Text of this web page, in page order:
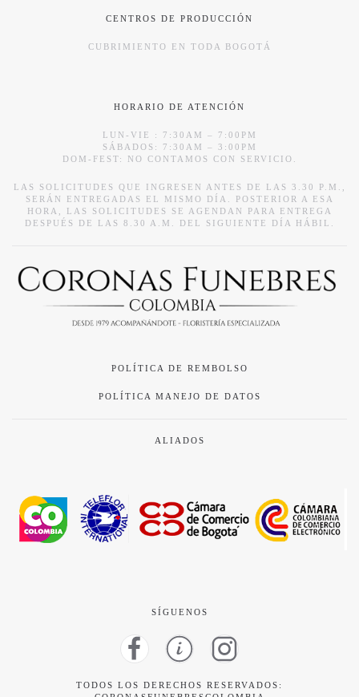
CENTROS DE PRODUCCIÓN
CUBRIMIENTO EN TODA BOGOTÁ
HORARIO DE ATENCIÓN
LUN-VIE : 7:30AM – 7:00PM
SÁBADOS: 7:30AM – 3:00PM
DOM-FEST: NO CONTAMOS CON SERVICIO.
LAS SOLICITUDES QUE INGRESEN ANTES DE LAS 3.30 P.M.,
SERÁN ENTREGADAS EL MISMO DÍA. POSTERIOR A ESA
HORA, LAS SOLICITUDES SE AGENDAN PARA ENTREGA
DESPUÉS DE LAS 8.30 A.M. DEL SIGUIENTE DÍA HÁBIL.
POLÍTICA DE REMBOLSO
POLÍTICA MANEJO DE DATOS
ALIADOS
SÍGUENOS
TODOS LOS DERECHOS RESERVADOS: